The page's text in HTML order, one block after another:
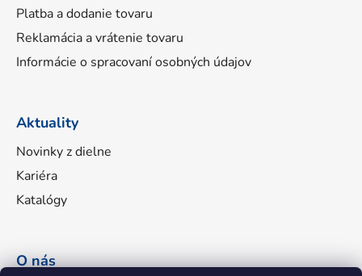
Platba a dodanie tovaru
Reklamácia a vrátenie tovaru
Informácie o spracovaní osobných údajov
Aktuality
Novinky z dielne
Kariéra
Katalógy
O nás